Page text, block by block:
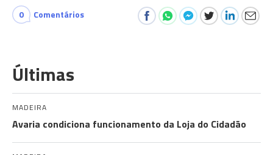
0 Comentários
Últimas
MADEIRA
Avaria condiciona funcionamento da Loja do Cidadão